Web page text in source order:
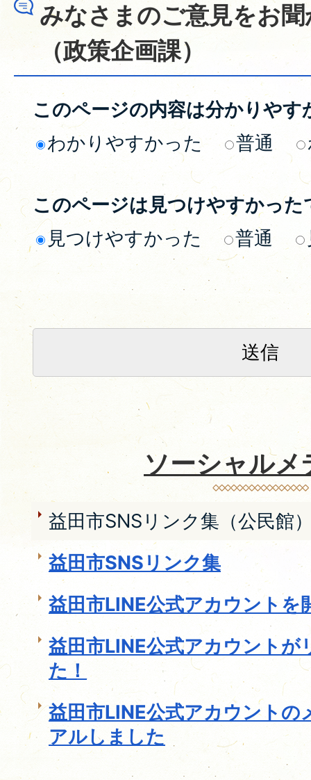
みなさまのご意見をお
（政策企画課）
このページの内容は分かりやす
わかりやすかった
普通
このページは見つけやすかった
見つけやすかった
普通
ソーシャルメ
益田市SNSリンク集（公民館
益田市SNSリンク集
益田市LINE公式アカウントを
益田市LINE公式アカウントが
た！
益田市LINE公式アカウントの
アルしました